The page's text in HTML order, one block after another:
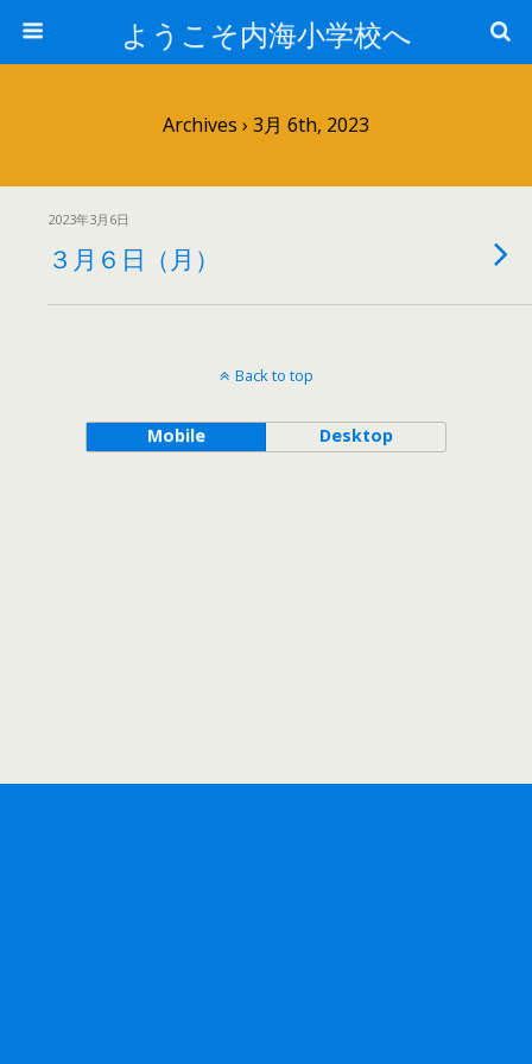
ようこそ内海小学校へ
Archives › 3月 6th, 2023
2023年3月6日
３月６日（月）
Back to top
Mobile Desktop